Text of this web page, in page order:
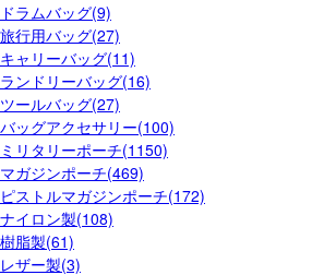
ドラムバッグ(9)
旅行用バッグ(27)
キャリーバッグ(11)
ランドリーバッグ(16)
ツールバッグ(27)
バッグアクセサリー(100)
ミリタリーポーチ(1150)
マガジンポーチ(469)
ピストルマガジンポーチ(172)
ナイロン製(108)
樹脂製(61)
レザー製(3)